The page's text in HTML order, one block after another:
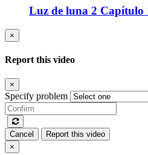
Luz de luna 2 Capítulo
×
Report this video
×
Specify problem
Cancel
Report this video
×